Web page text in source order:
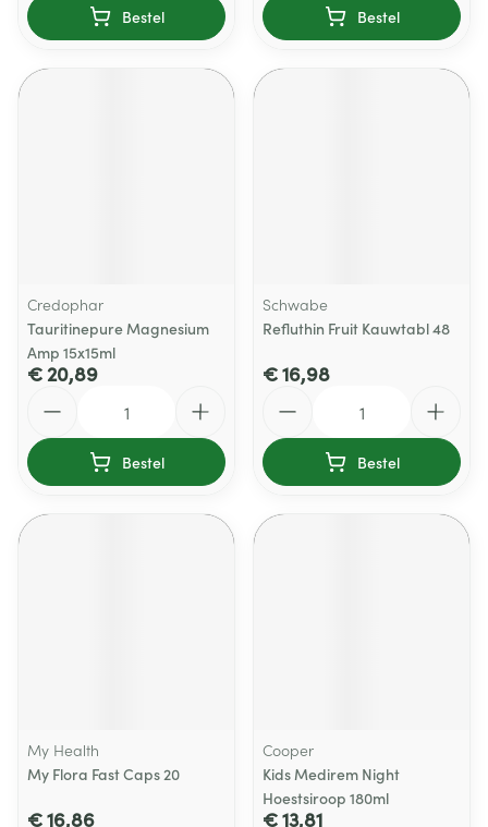
Bestel Bestel
Credophar
Tauritinepure Magnesium
Amp 15x15ml
€ 20,89
Bestel
Schwabe
Refluthin Fruit Kauwtabl 48
€ 16,98
Bestel
My Health
My Flora Fast Caps 20
€ 16,86
Cooper
Kids Medirem Night
Hoestsiroop 180ml
€ 13,81